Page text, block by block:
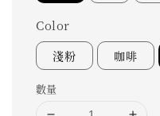
Color
淺粉 咖啡
數量